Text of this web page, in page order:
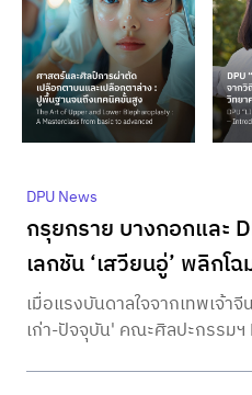
DPU News
กรุยกราย บางกอกและ
เลกชัน ‘เสวียนอู่’ พลิก
เมื่อแรงบันดาลใจจากเทพเจ้
เก่า-ปัจจุบัน' คณะศิลปะกรรมฯ